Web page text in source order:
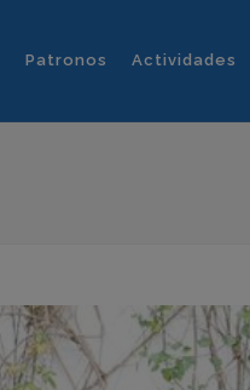
Patronos Actividades